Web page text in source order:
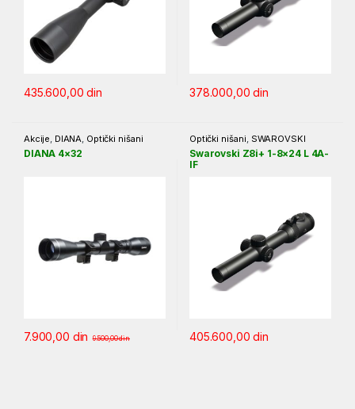
435.600,00din 378.000,00din
Akcije DIANA Optički nišani
DIANA 4×32
7.900,00 din 9.500,00din
Optički nišani SWAROVSKI
Swarovski Z8i+ 1-8×24 L 4A-
IF
405.600,00din